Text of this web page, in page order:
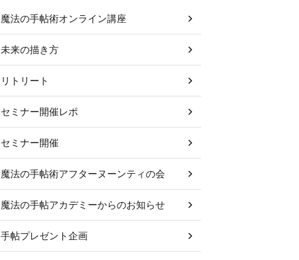
魔法の手帖術オンライン講座
未来の描き方
リトリート
セミナー開催レポ
セミナー開催
魔法の手帖術アフターヌーンティの会
魔法の手帖アカデミーからのお知らせ
手帖プレゼント企画